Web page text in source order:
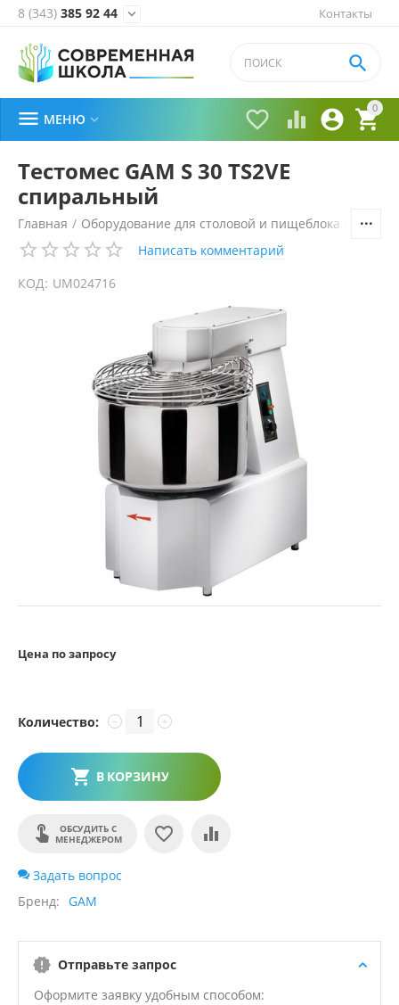
Контакты
8 (343) 385 92 44 
0


 

 МЕНЮ 
Тестомес GAM S 30 TS2VE
спиральный
Главная / Оборудование для столовой и пищеблока
Написать комментарий
КОД: UM024716
Цена по запросу
Количество: +
−
В КОРЗИНУ
ОБСУДИТЬ С
МЕНЕДЖЕРОМ
Задать вопрос
Бренд
GAM
Отправьте запрос
Оформите заявку удобным способом: